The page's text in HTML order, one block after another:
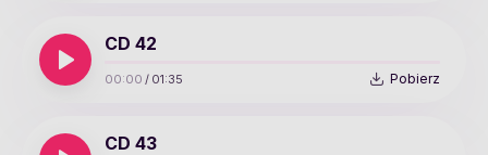
CD 42
00:00 / 01:35 Pobierz
CD 43